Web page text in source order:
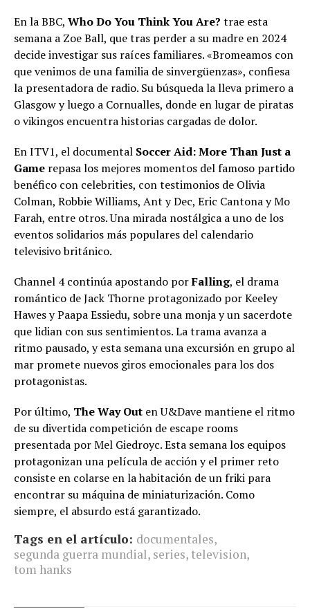
En la BBC, Who Do You Think You Are? trae esta
semana a Zoe Ball, que tras perder a su madre en 2024
decide investigar sus raíces familiares. «Bromeamos con
que venimos de una familia de sinvergüenzas», confiesa
la presentadora de radio. Su búsqueda la lleva primero a
Glasgow y luego a Cornualles, donde en lugar de piratas
o vikingos encuentra historias cargadas de dolor.
En ITV1, el documental Soccer Aid: More Than Just a
Game repasa los mejores momentos del famoso partido
benéfico con celebrities, con testimonios de Olivia
Colman, Robbie Williams, Ant y Dec, Eric Cantona y Mo
Farah, entre otros. Una mirada nostálgica a uno de los
eventos solidarios más populares del calendario
televisivo británico.
Channel 4 continúa apostando porFalling, el drama
romántico de Jack Thorne protagonizado por Keeley
Hawes y Paapa Essiedu, sobre una monja y un sacerdote
que lidian con sus sentimientos. La trama avanza a
ritmo pausado, y esta semana una excursión en grupo al
mar promete nuevos giros emocionales para los dos
protagonistas.
Por último, The Way Out en U&Dave mantiene el ritmo
de su divertida competición de escape rooms
presentada por Mel Giedroyc. Esta semana los equipos
protagonizan una película de acción y el primer reto
consiste en colarse en la habitación de un friki para
encontrar su máquina de miniaturización. Como
siempre, el absurdo está garantizado.
Tags en el artículo: documentales,
segunda guerra mundial, series, television,
tom hanks